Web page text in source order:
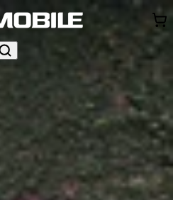
So Sánh Tư vấn
Khuyến
- Game Thông báo
Khách